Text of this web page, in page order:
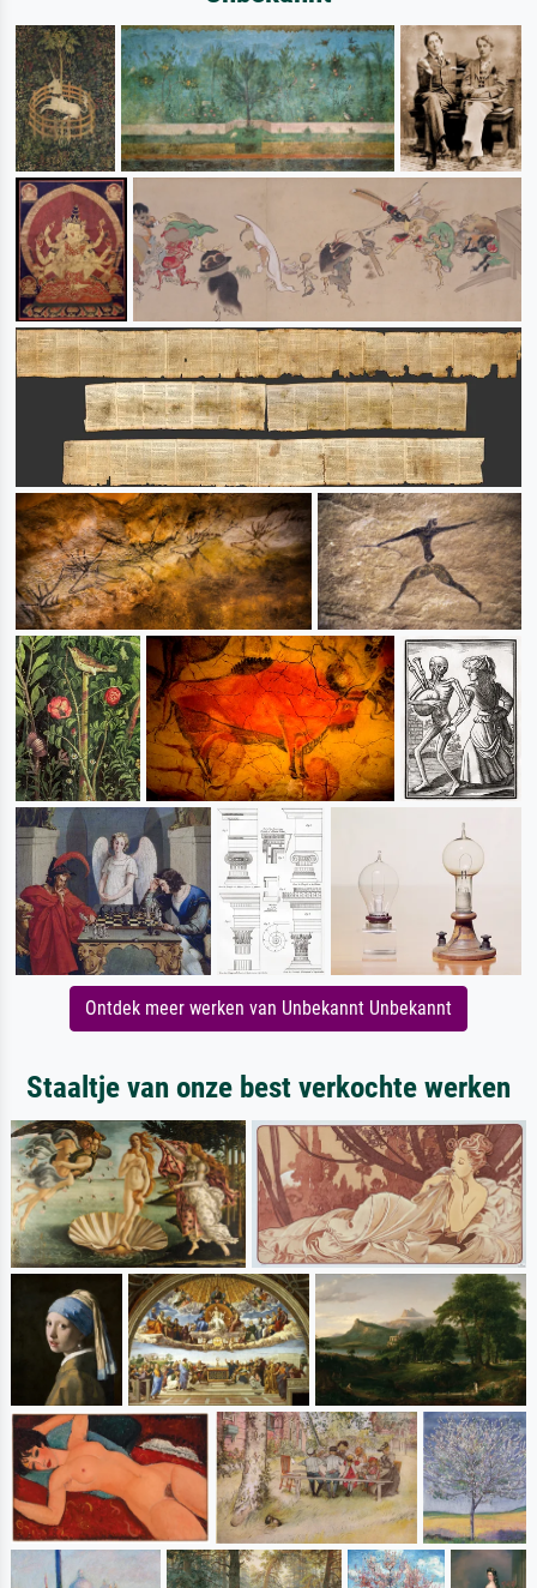
Ontdek meer werken van Unbekannt Unbekannt
Staaltje van onze best verkochte werken